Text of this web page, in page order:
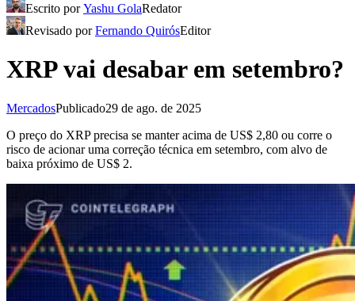
Escrito porYashu GolaRedator
Revisado porFernando QuirósEditor
XRP vai desabar em setembro?
MercadosPublicado29 de ago. de 2025
O preço do XRP precisa se manter acima de US$ 2,80 ou corre o
risco de acionar uma correção técnica em setembro, com alvo de
baixa próximo de US$ 2.